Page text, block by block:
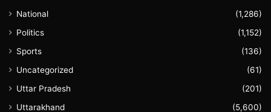
National
(1,286)
Politics
(1,152)
Sports
(136)
Uncategorized
(61)
Uttar Pradesh
(201)
Uttarakhand
(5,600)